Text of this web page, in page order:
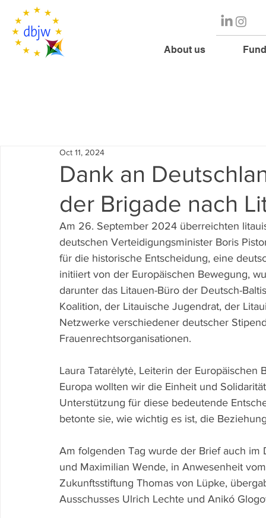
About us
Dank an
der Brigade nach
Oct 11, 2024
Am 26. September 2024 überreichten
deutschen Verteidigungsminister Boris
für die historische Entscheidung, eine
initiiert von der Europäischen Bewegung,
darunter das Litauen-Büro der Deutsch-
Koalition, der Litauische Jugendrat, der
Netzwerke verschiedener deutscher
Frauenrechtsorganisationen.
Laura Tatarėlytė, Leiterin der Europäischen
Europa wollten wir die Einheit und
Unterstützung für diese bedeutende
betonte sie, wie wichtig es ist, die
Am folgenden Tag wurde der Brief auch im
und Maximilian Wende, in Anwesenheit
Zukunftsstiftung Thomas von Lüpke,
Ausschusses Ulrich Lechte und Anikó